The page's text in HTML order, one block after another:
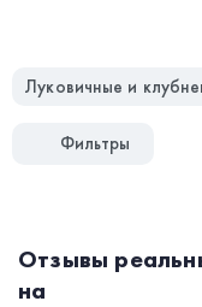
Луковичные и
Фильтры
Отзывы
на